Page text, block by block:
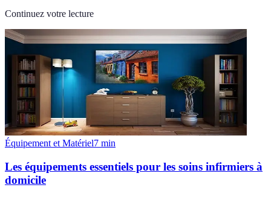
Continuez votre lecture
Équipement et Matériel7 min
Les équipements essentiels pour les soins infirmiers à
domicile